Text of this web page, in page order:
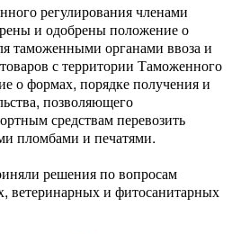
регулирования членами
и одобрены положение о
таможенными органами ввоза и
с территории Таможенного
о формах, порядке получения и
позволяющего
средствам перевозить
пломбами и печатями.
решения по вопросам
ветеринарных и фитосанитарных